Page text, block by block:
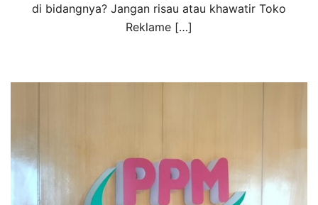
di bidangnya? Jangan risau atau khawatir Toko
Reklame […]